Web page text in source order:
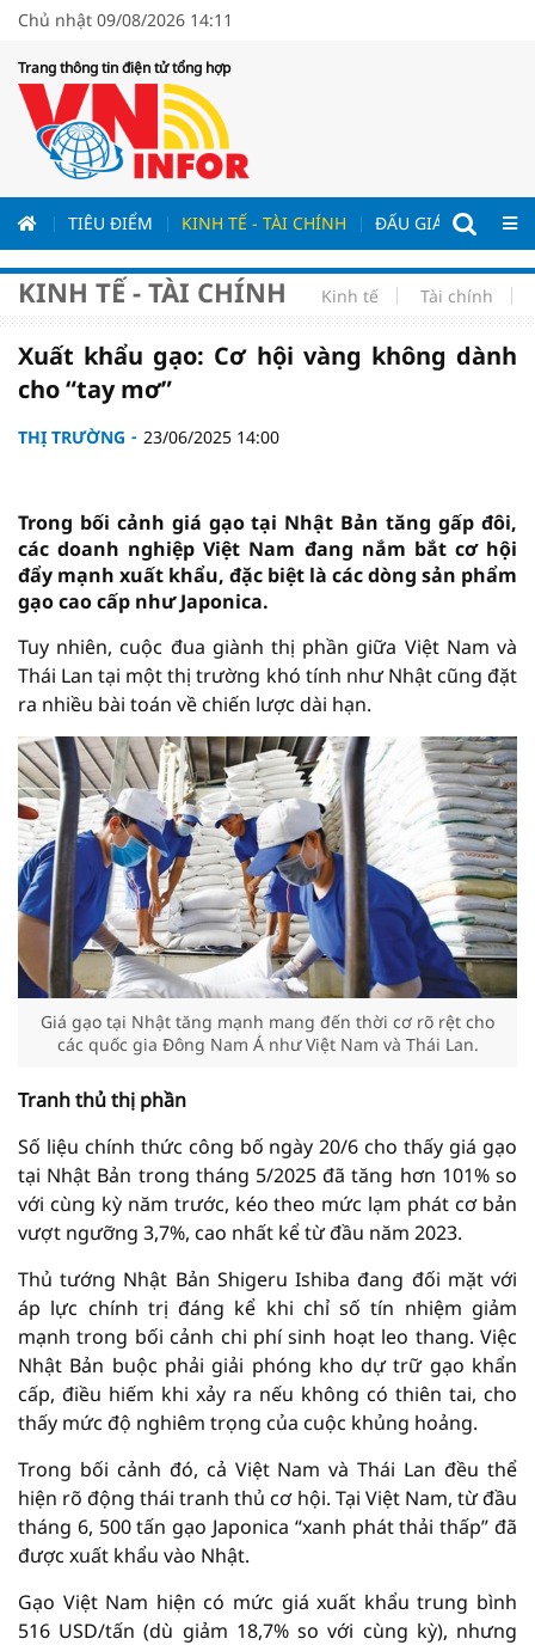
Chủ nhật 09/08/2026 14:11
Trang thông tin điện tử tổng hợp
TIÊU ĐIỂM KINH TẾ - TÀI CHÍNH ĐẤU GIÁ - ĐẤU
KINH TẾ - TÀI CHÍNH Kinh tế Tài chính
Xuất khẩu gạo: Cơ hội vàng không dành
cho “tay mơ”
THỊ TRƯỜNG 23/06/2025 14:00
Trong bối cảnh giá gạo tại Nhật Bản tăng gấp đôi,
các doanh nghiệp Việt Nam đang nắm bắt cơ hội
đẩy mạnh xuất khẩu, đặc biệt là các dòng sản phẩm
gạo cao cấp như Japonica.
Tuy nhiên, cuộc đua giành thị phần giữa Việt Nam và
Thái Lan tại một thị trường khó tính như Nhật cũng đặt
ra nhiều bài toán về chiến lược dài hạn.
Giá gạo tại Nhật tăng mạnh mang đến thời cơ rõ rệt cho
các quốc gia Đông Nam Á như Việt Nam và Thái Lan.
Tranh thủ thị phần
Số liệu chính thức công bố ngày 20/6 cho thấy giá gạo
tại Nhật Bản trong tháng 5/2025 đã tăng hơn 101% so
với cùng kỳ năm trước, kéo theo mức lạm phát cơ bản
vượt ngưỡng 3,7%, cao nhất kể từ đầu năm 2023.
Thủ tướng Nhật Bản Shigeru Ishiba đang đối mặt với
áp lực chính trị đáng kể khi chỉ số tín nhiệm giảm
mạnh trong bối cảnh chi phí sinh hoạt leo thang. Việc
Nhật Bản buộc phải giải phóng kho dự trữ gạo khẩn
cấp, điều hiếm khi xảy ra nếu không có thiên tai, cho
thấy mức độ nghiêm trọng của cuộc khủng hoảng.
Trong bối cảnh đó, cả Việt Nam và Thái Lan đều thể
hiện rõ động thái tranh thủ cơ hội. Tại Việt Nam, từ đầu
tháng 6, 500 tấn gạo Japonica “xanh phát thải thấp” đã
được xuất khẩu vào Nhật.
Gạo Việt Nam hiện có mức giá xuất khẩu trung bình
516 USD/tấn (dù giảm 18,7% so với cùng kỳ), nhưng